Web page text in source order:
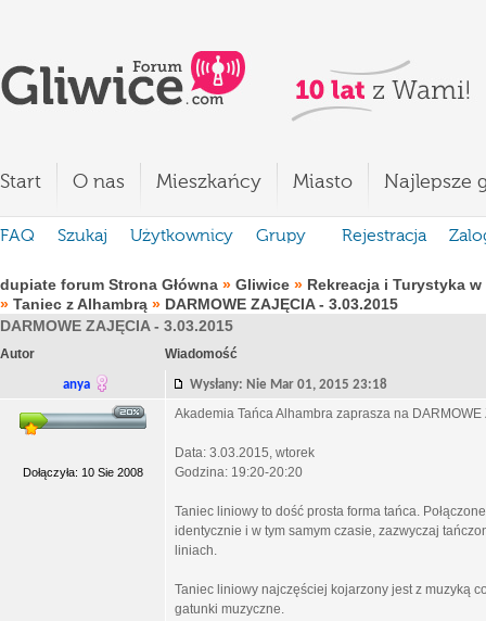
Start O nas Mieszkańcy Miasto Najlepsze
FAQ Szukaj Użytkownicy Grupy Rejestracja
dupiate forum Strona Główna » Gliwice » Rekreacja i Turystyka
» Taniec z Alhambrą » DARMOWE ZAJĘCIA - 3.03.2015
DARMOWE ZAJĘCIA - 3.03.2015
Autor Wiadomość
anya Wysłany: Nie Mar 01, 2015 23:18
Dołączyła: 10 Sie 2008
Akademia Tańca Alhambra zaprasza na DARMOWE
Data: 3.03.2015, wtorek
Godzina: 19:20-20:20
Taniec liniowy to dość prosta forma tańca.
identycznie i w tym samym czasie, zazwyczaj
liniach.
Taniec liniowy najczęściej kojarzony jest z muzyką
gatunki muzyczne.